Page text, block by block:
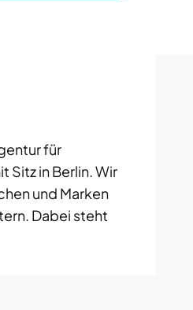
für
Sitz in Berlin. Wir
und Marken
Dabei steht